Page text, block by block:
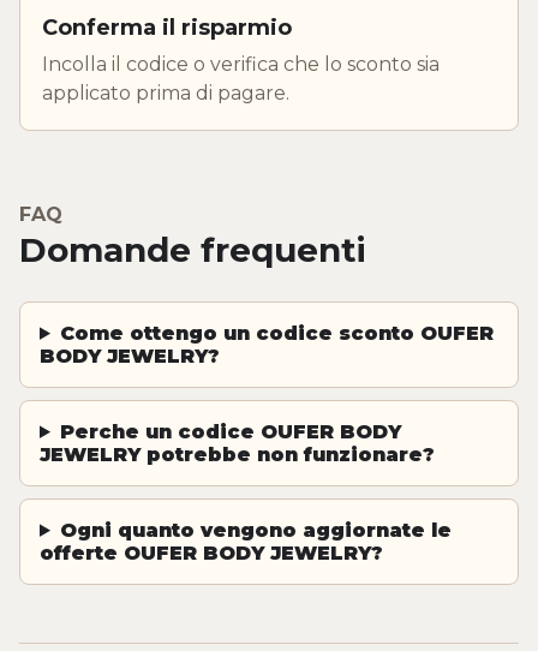
Conferma il risparmio
Incolla il codice o verifica che lo sconto sia
applicato prima di pagare.
FAQ
Domande frequenti
Come ottengo un codice sconto OUFER
BODY JEWELRY?
Perche un codice OUFER BODY
JEWELRY potrebbe non funzionare?
Ogni quanto vengono aggiornate le
offerte OUFER BODY JEWELRY?